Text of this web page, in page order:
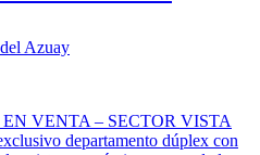
Azuay
VENTA – SECTOR VISTA
departamento dúplex con